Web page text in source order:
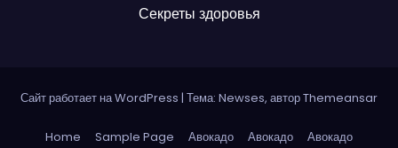
Секреты здоровья
Сайт работает на WordPress | Тема: Newses, авторThemeansar
Home Sample Page Авокадо Авокадо
Авокадо